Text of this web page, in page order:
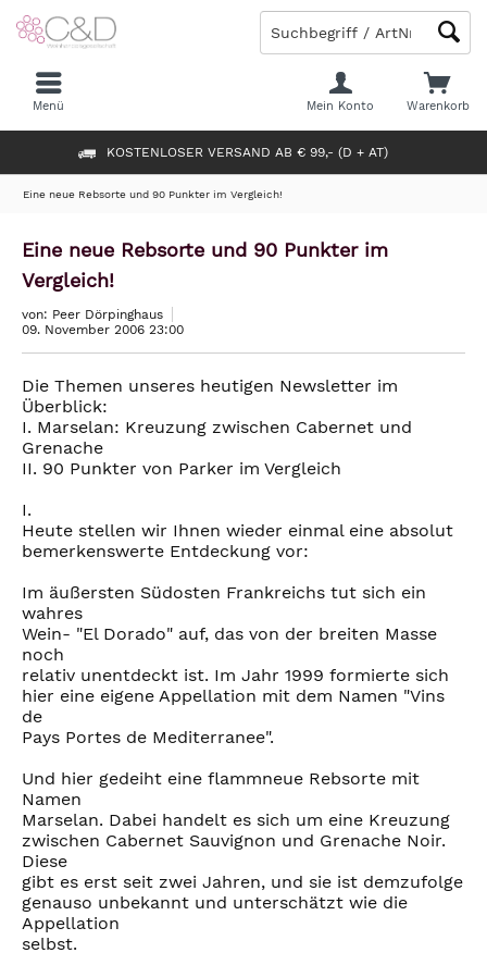
KOSTENLOSER VERSAND AB € 99,- (D + AT)
Warenkorb
Mein Konto
Menü
Eine neue Rebsorte und 90 Punkter im Vergleich!
Eine neue Rebsorte und 90 Punkter im
Vergleich!
von: Peer Dörpinghaus
09. November 2006 23:00
Die Themen unseres heutigen Newsletter im
Überblick:
I. Marselan: Kreuzung zwischen Cabernet und
Grenache
II. 90 Punkter von Parker im Vergleich
I.
Heute stellen wir Ihnen wieder einmal eine absolut
bemerkenswerte Entdeckung vor:
Im äußersten Südosten Frankreichs tut sich ein
wahres
Wein- "El Dorado" auf, das von der breiten Masse
noch
relativ unentdeckt ist. Im Jahr 1999 formierte sich
hier eine eigene Appellation mit dem Namen "Vins
de
Pays Portes de Mediterranee".
Und hier gedeiht eine flammneue Rebsorte mit
Namen
Marselan. Dabei handelt es sich um eine Kreuzung
zwischen Cabernet Sauvignon und Grenache Noir.
Diese
gibt es erst seit zwei Jahren, und sie ist demzufolge
genauso unbekannt und unterschätzt wie die
Appellation
selbst.